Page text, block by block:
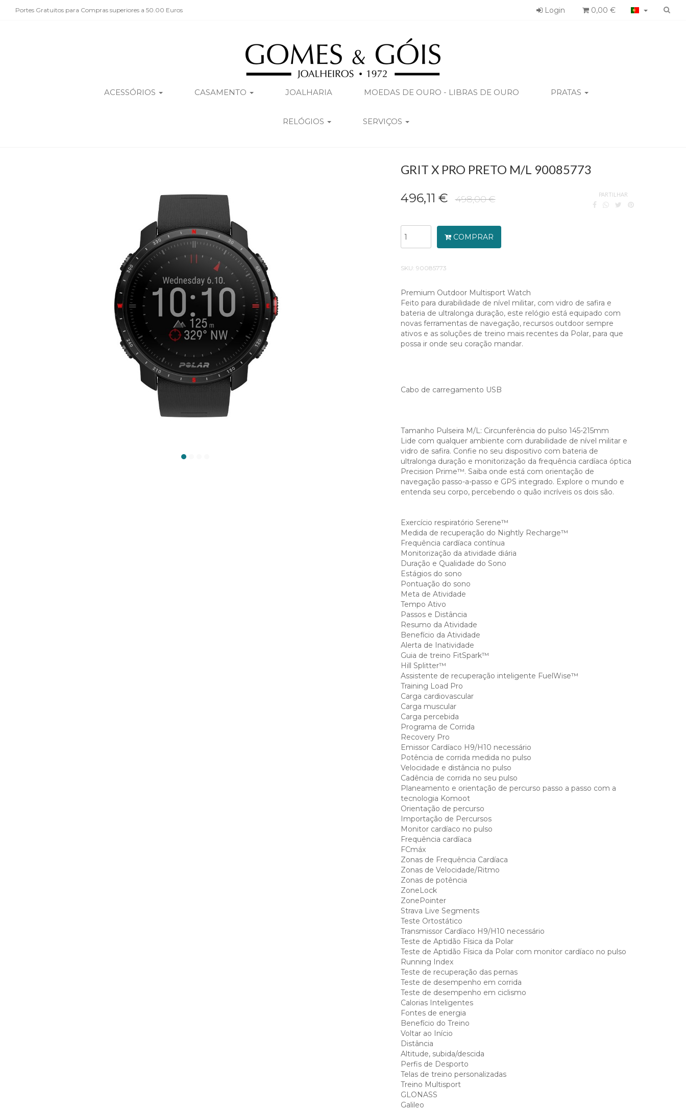
Portes Gratuitos para Compras superiores a 50.00 Euros Login 0,00 €
ACESSÓRIOS CASAMENTO JOALHARIA MOEDAS DE OURO - LIBRAS DE OURO PRATAS
RELÓGIOS SERVIÇOS
GRIT X PRO PRETO M/L 90085773
496,11 €
498,00 € PARTILHAR
COMPRAR
SKU: 90085773
Premium Outdoor Multisport Watch
Feito para durabilidade de nível militar, com vidro de safira e
bateria de ultralonga duração, este relógio está equipado com
novas ferramentas de navegação, recursos outdoor sempre
ativos e as soluções de treino mais recentes da Polar, para que
possa ir onde seu coração mandar.
Cabo de carregamento USB
Tamanho Pulseira M/L: Circunferência do pulso 145-215mm
Lide com qualquer ambiente com durabilidade de nível militar e
vidro de safira. Confie no seu dispositivo com bateria de
ultralonga duração e monitorização da frequência cardíaca óptica
Precision Prime™. Saiba onde está com orientação de
navegação passo-a-passo e GPS integrado. Explore o mundo e
entenda seu corpo, percebendo o quão incríveis os dois são.
Exercício respiratório Serene™
Medida de recuperação do Nightly Recharge™
Frequência cardíaca contínua
Monitorização da atividade diária
Duração e Qualidade do Sono
Estágios do sono
Pontuação do sono
Meta de Atividade
Tempo Ativo
Passos e Distância
Resumo da Atividade
Benefício da Atividade
Alerta de Inatividade
Guia de treino FitSpark™
Hill Splitter™
Assistente de recuperação inteligente FuelWise™
Training Load Pro
Carga cardiovascular
Carga muscular
Carga percebida
Programa de Corrida
Recovery Pro
Emissor Cardíaco H9/H10 necessário
Potência de corrida medida no pulso
Velocidade e distância no pulso
Cadência de corrida no seu pulso
Planeamento e orientação de percurso passo a passo com a
tecnologia Komoot
Orientação de percurso
Importação de Percursos
Monitor cardíaco no pulso
Frequência cardíaca
FCmáx
Zonas de Frequência Cardíaca
Zonas de Velocidade/Ritmo
Zonas de potência
ZoneLock
ZonePointer
Strava Live Segments
Teste Ortostático
Transmissor Cardíaco H9/H10 necessário
Teste de Aptidão Física da Polar
Teste de Aptidão Física da Polar com monitor cardíaco no pulso
Running Index
Teste de recuperação das pernas
Teste de desempenho em corrida
Teste de desempenho em ciclismo
Calorias Inteligentes
Fontes de energia
Benefício do Treino
Voltar ao Início
Distância
Altitude, subida/descida
Perfis de Desporto
Telas de treino personalizadas
Treino Multisport
GLONASS
Galileo